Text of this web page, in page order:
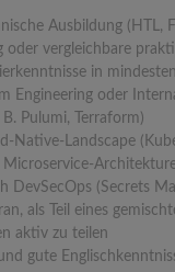
Ausbildung
oder vergleichbare
in
Engineering oder
Pulumi, Terraform)
Native-Landscape
DevSecOps (Secrets
als Teil eines
aktiv zu teilen
gute